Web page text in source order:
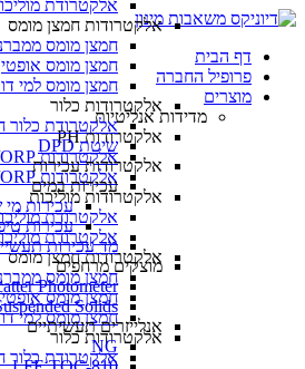
דף הבית
פרופיל החברה
מוצרים
מדידות אנליטיות
אלקטרודות PH
אלקטרודות PH/ORP
אלקטרודות PH/ORP דיפרנציאליות
אלקטרודות מוליכות
אלקטרודת
אלקטרודת
אלקטרודות חמצן מומס
חמצן מומס
חמצן מומס אופטי
חמצן מומס למי
אלקטרודות כלור
אלקטרודת כלור
אלקטרודת
אלקטרודות חמצן מומס
חמצן מומס
חמצן מומס אופטי
חמצן מומס למי
אלקטרודות כלור
אלקטרודת כלור
שיטת DPD
אלקטרודות עכירות
עכירות במים
עכירות
עכירות
מד עכירות
מוצקים מרחפים
Photometer
Solids
אנלייזרים תעשיתיים
NG